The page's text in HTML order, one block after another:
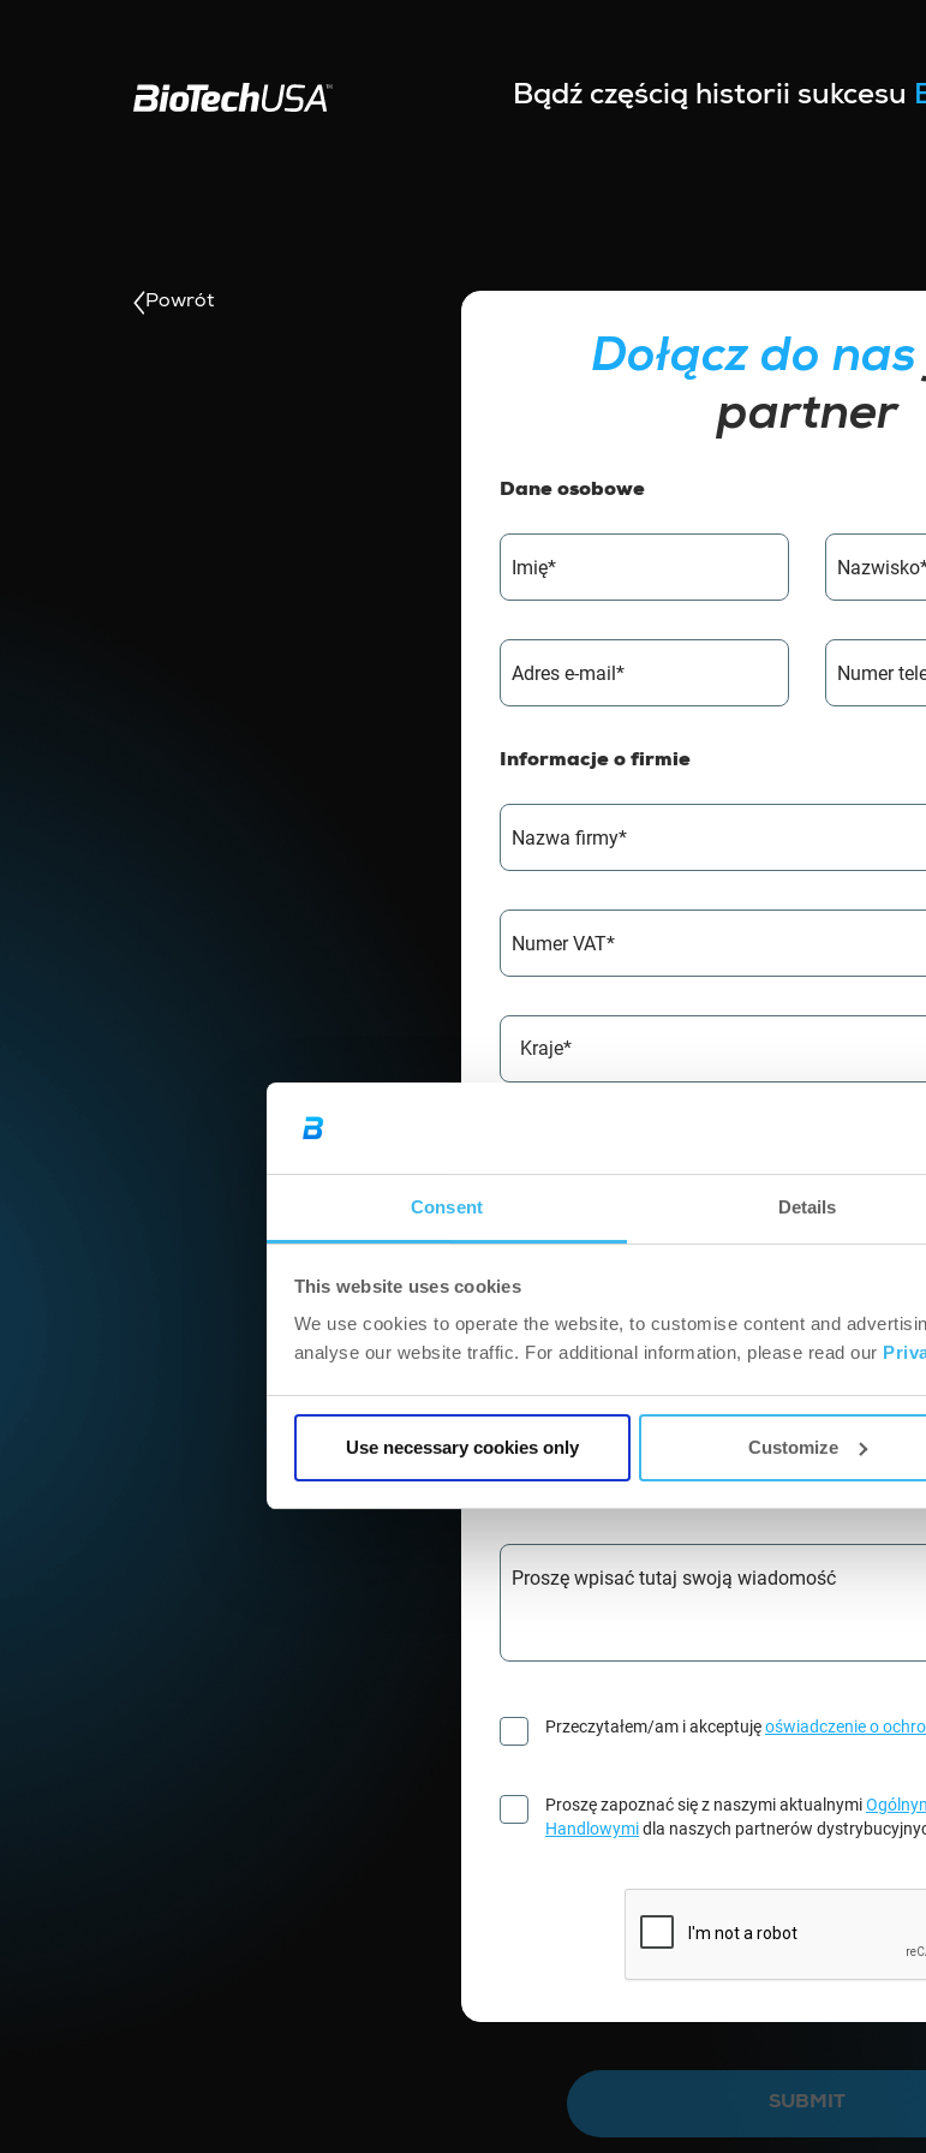
Consent Details
This website uses cookies
We use cookies to operate the website, to customise content and
analyse our website traffic. For additional information, please read our
Use necessary cookies only Customize
Bądź częścią historii sukcesu
Powrót
Dołącz do nas
partner
Dane osobowe
Imię*
Adres e-mail* Numer
Informacje o firmie
Nazwa firmy*
Numer VAT*
Adres*
Strona internetowa*
Proszę wpisać tutaj swoją wiadomość
Przeczytałem/am i akceptujęoświadczenie o
Proszę zapoznać się z naszymi aktualnymi
Handlowymidla naszych partnerów
SUBMIT